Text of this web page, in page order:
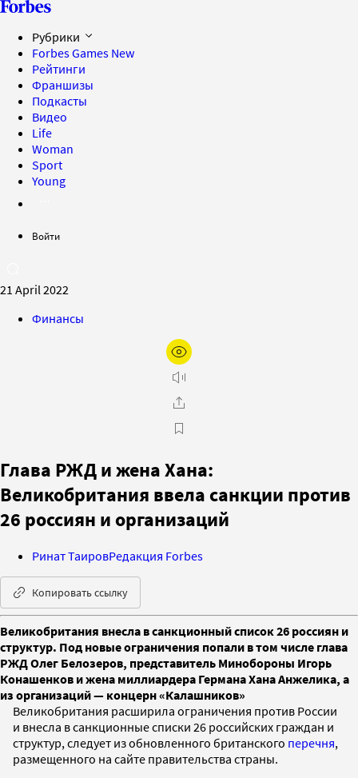
Рубрики
Forbes Games New
Рейтинги
Франшизы
Подкасты
Видео
Life
Woman
Sport
Young
Войти
21 April 2022
Финансы
Глава РЖД и жена Хана:
Великобритания ввела санкции против
26 россиян и организаций
Ринат ТаировРедакция Forbes
Копировать ссылку
Великобритания внесла в санкционный список 26 россиян и
структур. Под новые ограничения попали в том числе глава
РЖД Олег Белозеров, представитель Минобороны Игорь
Конашенков и жена миллиардера Германа Хана Анжелика, а
из организаций — концерн «Калашников»
Великобритания расширила ограничения против России
и внесла в санкционные списки 26 российских граждан и
структур, следует из обновленного британского перечня,
размещенного на сайте правительства страны.